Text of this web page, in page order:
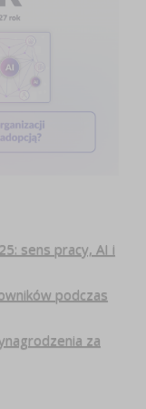
sens pracy, AI i
podczas
za